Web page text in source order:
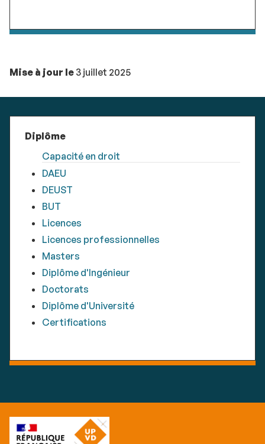
Mise à jour le 3 juillet 2025
Diplôme
Capacité en droit
DAEU
DEUST
BUT
Licences
Licences professionnelles
Masters
Diplôme d'Ingénieur
Doctorats
Diplôme d'Université
Certifications